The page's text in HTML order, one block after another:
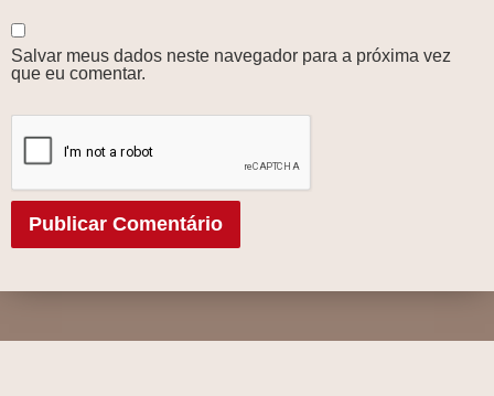
Salvar meus dados neste navegador para a próxima vez
que eu comentar.